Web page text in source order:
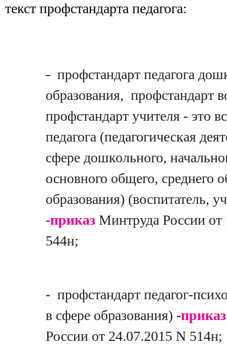
текст профстандарта педагога:
- профстандарт педагога
образования, профстандарт
профстандарт учителя - это
педагога (педагогическая
сфере дошкольного,
основного общего, среднего
образования) (воспитатель,
-приказ Минтруда России от
544н;
- профстандарт педагог-
в сфере образования) -приказ
России от 24.07.2015 N 514н;